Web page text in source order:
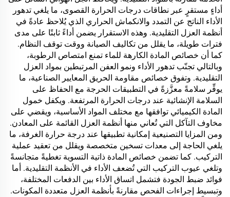
أداءٍ مستقرٍ عبر نطاقات درجات الحرارة القصوى، ما يلغي تدهور
الأداء الناتج عن التمدد والانكماش الحراري الذي يُلاحظ عادةً في
أنظمة العزل التقليدية. وهذه الاستقرار يضمن أداءً ثابتًا على مدى
فترات طويلة، ما يقلل من تكاليف الصيانة ووقت توقف النظام.
كما أن خصائص المادة الكارهة للماء تمنع امتصاص الرطوبة،
وبالتالي تجنّب تدهور الأداء ونمو العفن المرتبطين بمواد العزل
التقليدية. وتفوق خصائص مقاومة الحريق المعايير الصناعية، ما
يوفِّر سلامةً معزَّزةً في التطبيقات الحرجة مع الحفاظ على
السلامة الإنشائية عند درجات الحرارة المرتفعة. ويكفل خمول
المادة الكيميائي توافقها مع مختلف المواد الأساسية، ويقضي على
مخاوف التآكل التي تُعاني منها أنظمة العزل القائمة على المعادن.
ومن المزايا التصنيعية إمكانية تطبيقها عند درجة حرارة الغرفة، ما
يلغي الحاجة إلى معدات تسخين متخصصة ويقلل من تعقيد عملية
التركيب. كما تضمن خصائص المادة ذاتية التسوية تغطيةً متجانسةً
وتلغي عيوب التركيب التي تُضعف الأداء في الأنظمة التقليدية. أما
فوائد ضبط الجودة فتشمل اتساق الأداء بين الدفعات المختلفة،
وتبسيط إجراءات الفحص مقارنةً بأنظمة العزل متعددة المكونات.